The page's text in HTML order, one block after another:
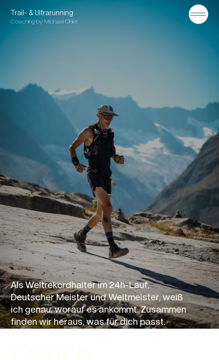
Close
Home
YouTube
Facebook
Instagram
LinkedIn
Trail- & Ultrarunning
Coaching by Michael Ohler
Als Weltrekordhalter im 24h-Lauf,
Deutscher Meister und Weltmeister, weiß
ich genau, worauf es ankommt. Zusammen
finden wir heraus, was für dich passt.